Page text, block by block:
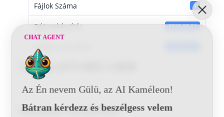
Fájlok Száma 1
Dátumkészítés 2016-06-21
Utoljára frissített
Toyota 6T3 MIX 3 BSB
Vélemény, hozzászólás?
CHAT AGENT
Az Én nevem Gülü, az AI Kaméleon!
Bátran kérdezz és beszélgess velem